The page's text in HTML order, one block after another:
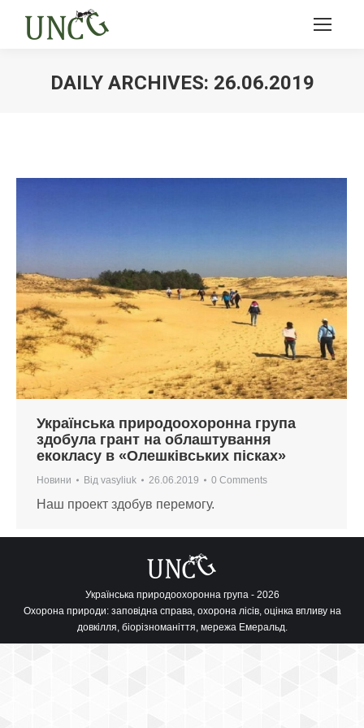
DAILY ARCHIVES: 26.06.2019
Українська природоохоронна група
здобула грант на облаштування
екокласу в «Олешківських пісках»
Новини Від vasyliuk 26.06.2019 0 Comments
Наш проект здобув перемогу.
Українська природоохоронна група - 2026
Охорона природи: заповідна справа, охорона лісів, оцінка впливу на
довкілля, біорізноманіття, мережа Емеральд.